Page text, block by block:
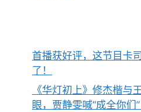
首播获好评，这节目卡
了！
《华灯初上》修杰楷与
眼，贾静雯喊“成全你们”